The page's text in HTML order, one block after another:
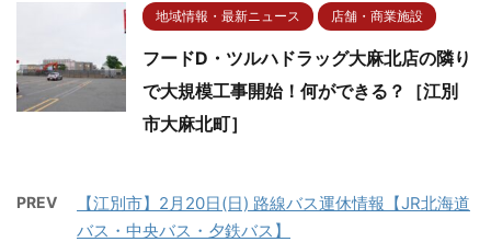
地域情報・最新ニュース 店舗・商業施設
フードD・ツルハドラッグ大麻北店の隣り
で大規模工事開始！何ができる？［江別
市大麻北町］
PREV
【江別市】2月20日(日) 路線バス運休情報【JR北海道
バス・中央バス・夕鉄バス】